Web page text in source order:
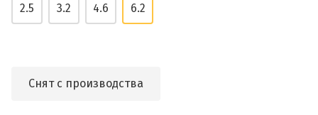
2.5 3.2 4.6 6.2
Снят с производства